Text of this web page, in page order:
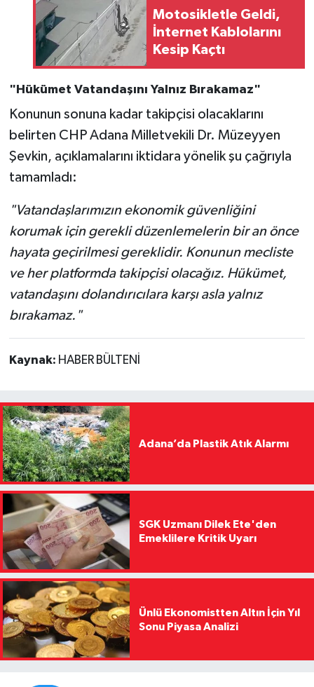
Motosikletle Geldi,
İnternet Kablolarını
Kesip Kaçtı
"Hükümet Vatandaşını Yalnız Bırakamaz"
Konunun sonuna kadar takipçisi olacaklarını
belirten CHP Adana Milletvekili Dr. Müzeyyen
Şevkin, açıklamalarını iktidara yönelik şu çağrıyla
tamamladı:
"Vatandaşlarımızın ekonomik güvenliğini
korumak için gerekli düzenlemelerin bir an önce
hayata geçirilmesi gereklidir. Konunun mecliste
ve her platformda takipçisi olacağız. Hükümet,
vatandaşını dolandırıcılara karşı asla yalnız
bırakamaz."
Kaynak: HABER BÜLTENİ
Adana’da Plastik Atık Alarmı
SGK Uzmanı Dilek Ete'den
Emeklilere Kritik Uyarı
Ünlü Ekonomistten Altın İçin Yıl
Sonu Piyasa Analizi